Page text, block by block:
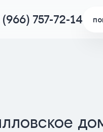
(966) 757-72-14